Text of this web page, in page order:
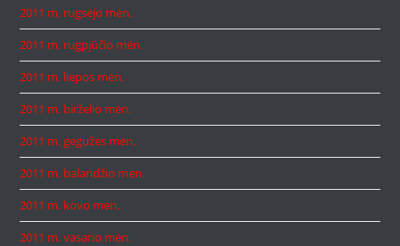
2011 m. rugsėjo mėn.
2011 m. rugpjūčio mėn.
2011 m. liepos mėn.
2011 m. birželio mėn.
2011 m. gegužės mėn.
2011 m. balandžio mėn.
2011 m. kovo mėn.
2011 m. vasario mėn.